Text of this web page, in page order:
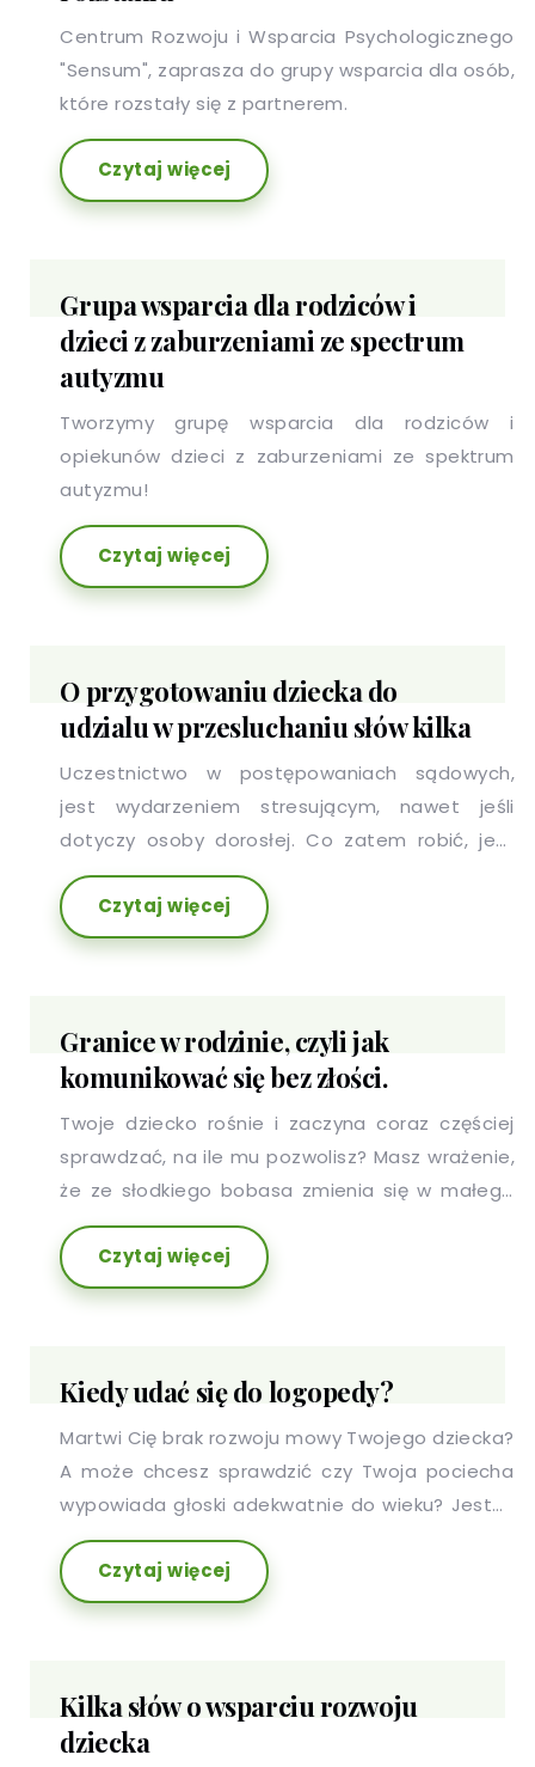
Centrum Rozwoju i Wsparcia Psychologicznego
"Sensum", zaprasza do grupy wsparcia dla osób,
które rozstały się z partnerem.
Czytaj więcej
Grupa wsparcia dla rodziców i
dzieci z zaburzeniami ze spectrum
autyzmu
Tworzymy grupę wsparcia dla rodziców i
opiekunów dzieci z zaburzeniami ze spektrum
autyzmu!
Czytaj więcej
O przygotowaniu dziecka do
udzialu w przesluchaniu słów kilka
Uczestnictwo w postępowaniach sądowych,
jest wydarzeniem stresującym, nawet jeśli
dotyczy osoby dorosłej. Co zatem robić, jeśli
przesłuchiwane musi być dziecko?
Czytaj więcej
Granice w rodzinie, czyli jak
komunikować się bez złości.
Twoje dziecko rośnie i zaczyna coraz częściej
sprawdzać, na ile mu pozwolisz? Masz wrażenie,
że ze słodkiego bobasa zmienia się w małego
łobuza? A może Twój przedszkolak rzadko z
entuzjazmem reaguje na to, o co go poprosisz?
Czujesz, że Twoje dziecko zaczyna "wchodzić Ci
Czytaj więcej
Kiedy udać się do logopedy?
Martwi Cię brak rozwoju mowy Twojego dziecka?
A może chcesz sprawdzić czy Twoja pociecha
wypowiada głoski adekwatnie do wieku? Jesteś
osobą dorosłą i zmagasz się z trudnością w
artykułowaniu pewnych słów?
Czytaj więcej
Kilka słów o wsparciu rozwoju
dziecka